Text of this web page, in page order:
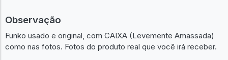
Observação
Funko usado e original, com CAIXA (Levemente Amassada)
como nas fotos. Fotos do produto real que você irá receber.